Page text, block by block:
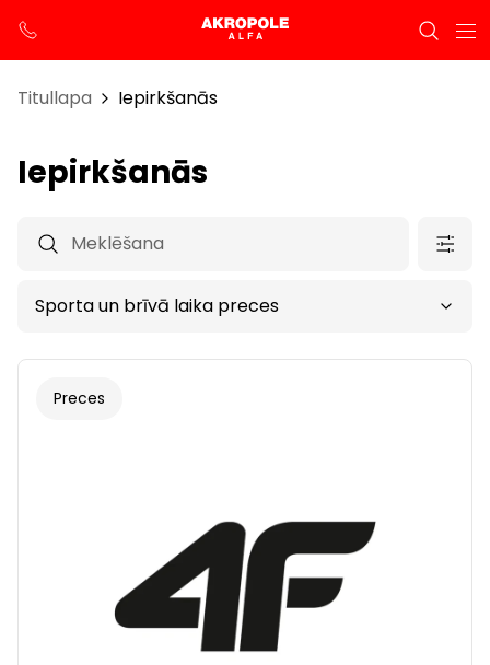
Titullapa Iepirkšanās
Iepirkšanās
Preces